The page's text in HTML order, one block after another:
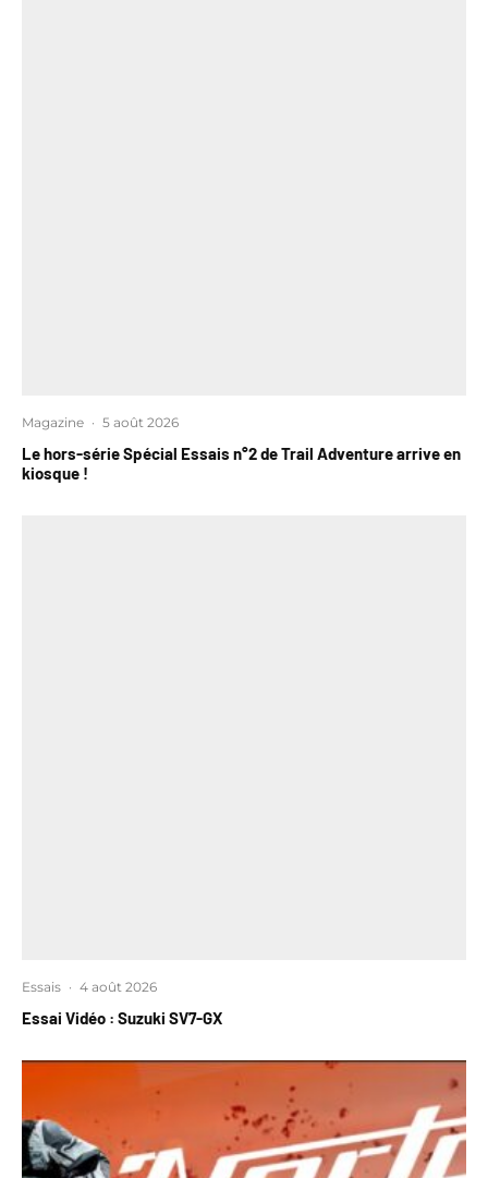
Magazine · 5 août 2026
Le hors-série Spécial Essais n°2 de Trail Adventure arrive en
kiosque !
Essais · 4 août 2026
Essai Vidéo : Suzuki SV7-GX